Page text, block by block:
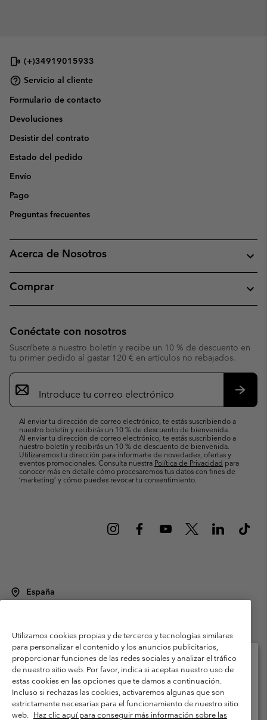
(+)34919015933
Servicio al cliente
Formulario de contacto
Devoluciones
Desistir del contrato
Estado del pedido
Envío
Pago
Preguntas frecuentes
Acerca de Nosotros
Comprar
Conéctate con nosotros
Suscríbete a nuestro boletín y recibe un 10 % de descuento en
tu primer pedido al gastar 120 € en artículos no rebajados.
Suscripción
de
correo
Al enviar tu dirección de correo electrónico, te estás suscribiendo a
nuestro boletín y recibirás un 10 % de descuento de bienvenida.
Al enviar tu dirección de correo electrónico, te estás suscribiendo a
nuestro boletín y recibirás un 10 % de descuento de bienvenida.
Utilizaremos tu dirección para informarte de novedades, ofertas y
eventos promocionales. Consulta nuestra Política de Privacidad para
conocer más en detalle cómo procesaremos tus datos con fines de
’marketing’ y cómo puedes revocar tu consentimiento.
España
Condiciones de uso
Terminos de Venta
Garantía
Política de Privacidad
Términos y condiciones del programa de miembros
Términos De Uso Del Contenido Generado Por Los Usuarios
Impressum
Cookies Public CBCR
Utilizamos cookies propias y de terceros y tecnologías similares
para personalizar el contenido y los anuncios publicitarios,
proporcionar funciones de las redes sociales y analizar el tráfico
de nuestro sitio web. Por favor, indica si aceptas nuestro uso de
estas cookies en las opciones que te damos a continuación.
Incluso si rechazas las cookies, activaremos algunas que son
estrictamente necesarias para el funcionamiento de nuestro sitio
web. Haz clic aquí para conseguir más información sobre las
Selecciona tu país e idioma envío
Compras en línea disponibles